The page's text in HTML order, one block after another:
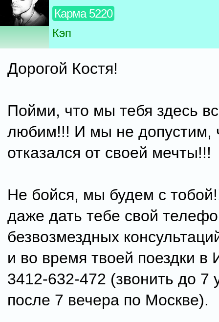
Карма 5220
Кэп
Дорогой Костя!
Пойми, что мы тебя здесь
любим!!! И мы не допустим,
отказался от своей мечты!!!
Не бойся, мы будем с
даже дать тебе свой
безвозмездных
и во время твоей поездки в
3412-632-472 (звонить до 7
после 7 вечера по Москве).